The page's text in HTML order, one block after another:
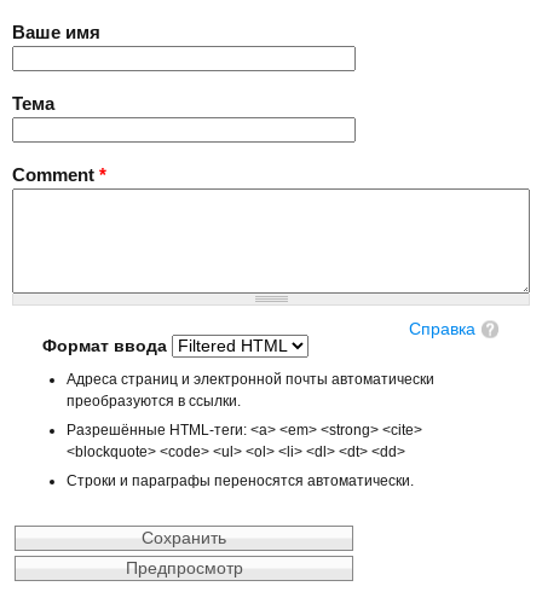
Ваше имя
Тема
Comment *
Справка
Формат ввода
Адреса страниц и электронной почты автоматически
преобразуются в ссылки.
Разрешённые HTML-теги: <a> <em> <strong> <cite>
<blockquote> <code> <ul> <ol> <li> <dl> <dt> <dd>
Строки и параграфы переносятся автоматически.